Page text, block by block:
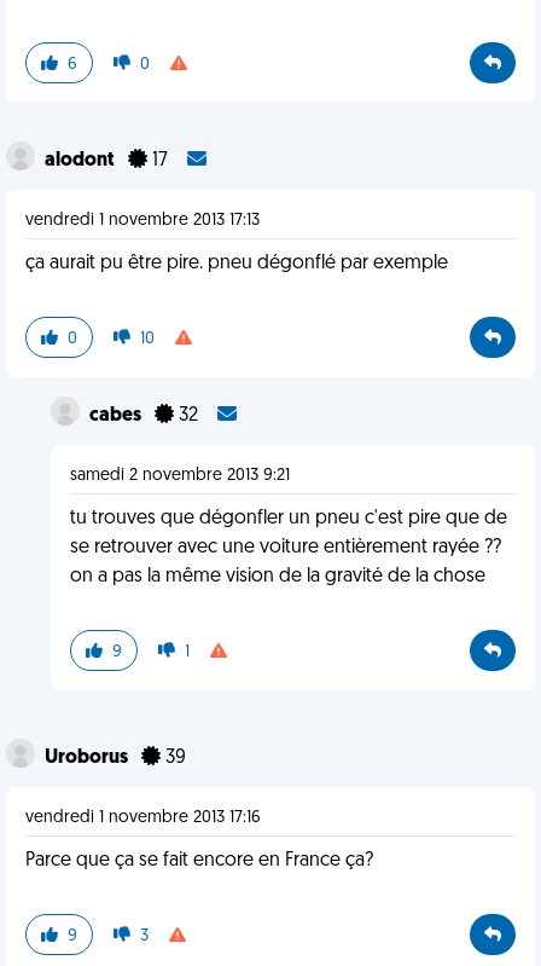
6 0
alodont 17
vendredi 1 novembre 2013 17:13
ça aurait pu être pire. pneu dégonflé par exemple
0 10
cabes 32
samedi 2 novembre 2013 9:21
tu trouves que dégonfler un pneu c'est pire que de
se retrouver avec une voiture entièrement rayée ??
on a pas la même vision de la gravité de la chose
9 1
Uroborus 39
vendredi 1 novembre 2013 17:16
Parce que ça se fait encore en France ça?
9 3